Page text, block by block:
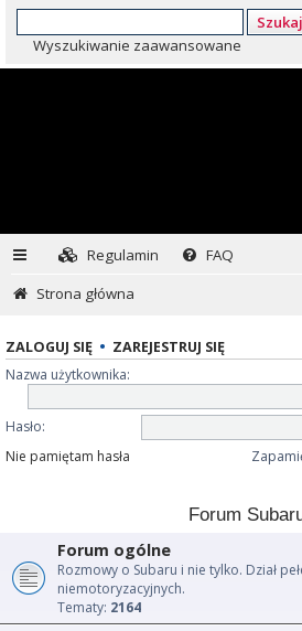
Szukaj
Wyszukiwanie zaawansowane
Regulamin
FAQ
Strona główna
ZALOGUJ SIĘ • ZAREJESTRUJ SIĘ
Nazwa użytkownika:
Hasło:
Nie pamiętam hasła
Forum
Forum ogólne
Rozmowy o Subaru i nie tylko. Dział
niemotoryzacyjnych.
Tematy: 2164